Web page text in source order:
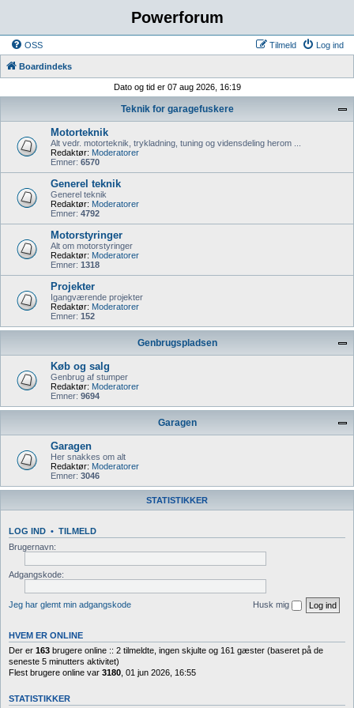
Powerforum
OSS Log ind
Tilmeld
Boardindeks
Dato og tid er 07 aug 2026, 16:19
Teknik for garagefuskere
Motorteknik
Alt vedr. motorteknik, trykladning, tuning og vidensdeling herom ...
Redaktør: Moderatorer
Emner: 6570
Generel teknik
Generel teknik
Redaktør: Moderatorer
Emner: 4792
Motorstyringer
Alt om motorstyringer
Redaktør: Moderatorer
Emner: 1318
Projekter
Igangværende projekter
Redaktør: Moderatorer
Emner: 152
Genbrugspladsen
Køb og salg
Genbrug af stumper
Redaktør: Moderatorer
Emner: 9694
Garagen
Garagen
Her snakkes om alt
Redaktør: Moderatorer
Emner: 3046
STATISTIKKER
LOG IND • TILMELD
Brugernavn:
Adgangskode:
Jeg har glemt min adgangskode Husk mig
HVEM ER ONLINE
Der er 163 brugere online :: 2 tilmeldte, ingen skjulte og 161 gæster (baseret på de
seneste 5 minutters aktivitet)
Flest brugere online var 3180 , 01 jun 2026, 16:55
STATISTIKKER